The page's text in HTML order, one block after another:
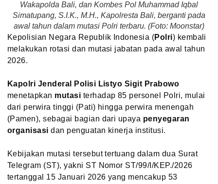
Wakapolda Bali, dan Kombes Pol Muhammad Iqbal
Simatupang, S.I.K., M.H., Kapolresta Bali, berganti pada
awal tahun dalam mutasi Polri terbaru. (Foto: Moonstar)
Kepolisian Negara Republik Indonesia (Polri) kembali
melakukan rotasi dan mutasi jabatan pada awal tahun
2026.
Kapolri Jenderal Polisi Listyo Sigit Prabowo
menetapkan mutasi terhadap 85 personel Polri, mulai
dari perwira tinggi (Pati) hingga perwira menengah
(Pamen), sebagai bagian dari upaya penyegaran
organisasi dan penguatan kinerja institusi.
Kebijakan mutasi tersebut tertuang dalam dua Surat
Telegram (ST), yakni ST Nomor ST/99/I/KEP./2026
tertanggal 15 Januari 2026 yang mencakup 53